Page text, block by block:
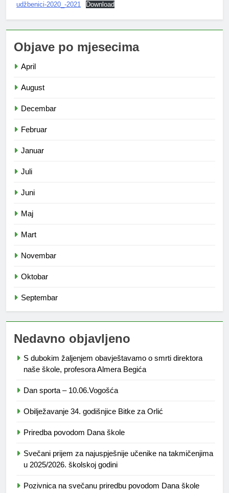
udžbenici-2020_-2021 Download
Objave po mjesecima
April
August
Decembar
Februar
Januar
Juli
Juni
Maj
Mart
Novembar
Oktobar
Septembar
Nedavno objavljeno
S dubokim žaljenjem obavještavamo o smrti direktora
naše škole, profesora Almera Begića
Dan sporta – 10.06.Vogošća
Obilježavanje 34. godišnjice Bitke za Orlić
Priredba povodom Dana škole
Svečani prijem za najuspješnije učenike na takmičenjima
u 2025/2026. školskoj godini
Pozivnica na svečanu priredbu povodom Dana škole